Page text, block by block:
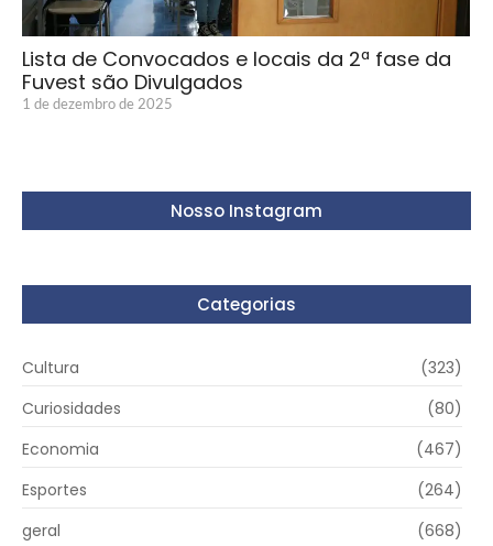
Lista de Convocados e locais da 2ª fase da
Fuvest são Divulgados
1 de dezembro de 2025
Nosso Instagram
Categorias
Cultura
(323)
Curiosidades
(80)
Economia
(467)
Esportes
(264)
geral
(668)